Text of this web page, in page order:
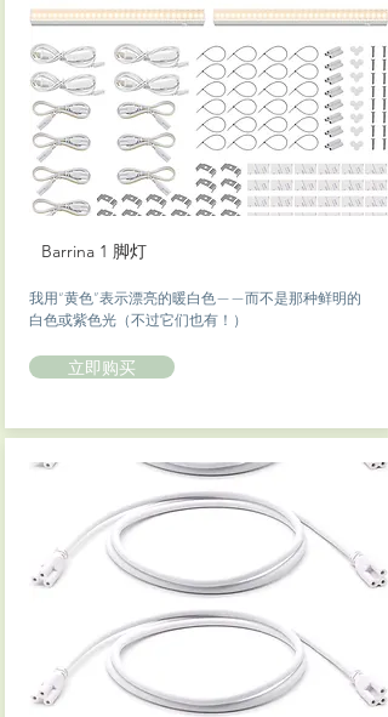
Barrina 1 脚灯
我用“黄色”表示漂亮的暖白色——而不是那种鲜明的
白色或紫色光（不过它们也有！）
立即购买